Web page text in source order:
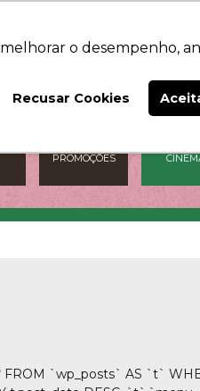
o desempenho,
Recusar Cookies
PROMOÇÕES
FROM `wp_posts` AS `t`